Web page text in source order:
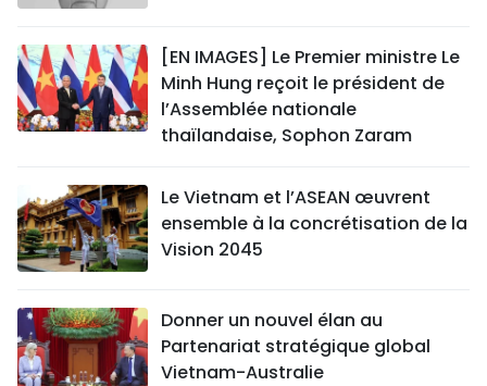
[EN IMAGES] Le Premier ministre Le
Minh Hung reçoit le président de
l’Assemblée nationale
thaïlandaise, Sophon Zaram
Le Vietnam et l’ASEAN œuvrent
ensemble à la concrétisation de la
Vision 2045
Donner un nouvel élan au
Partenariat stratégique global
Vietnam-Australie